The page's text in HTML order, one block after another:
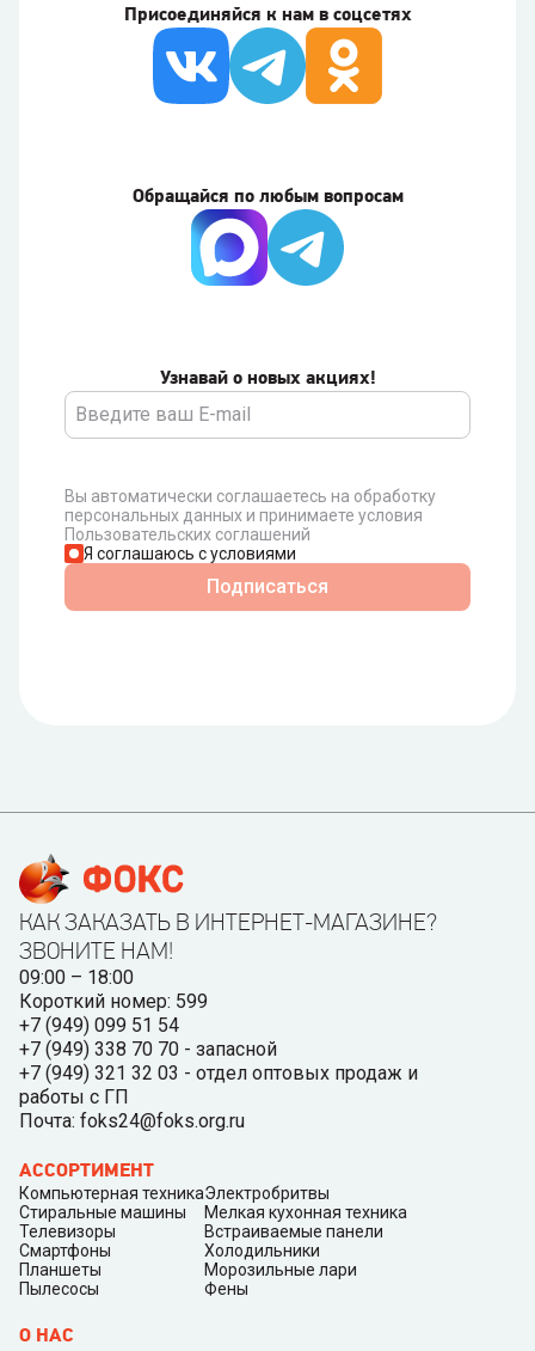
Присоединяйся к нам в соцсетях
Узнавай о новых акциях!
Вы автоматически соглашаетесь на обработку
персональных данных и принимаете условия
Пользовательских соглашений
Я соглашаюсь с условиями
Подписаться
Обращайся по любым вопросам
КАК ЗАКАЗАТЬ В ИНТЕРНЕТ-МАГАЗИНЕ?
ЗВОНИТЕ НАМ!
09:00 – 18:00
Короткий номер: 599
+7 (949) 099 51 54
+7 (949) 338 70 70 - запасной
+7 (949) 321 32 03 - отдел оптовых продаж и
работы с ГП
Почта: foks24@foks.org.ru
АССОРТИМЕНТ
Компьютерная техника
Стиральные машины
Телевизоры
Смартфоны
Планшеты
Пылесосы
Электробритвы
Мелкая кухонная техника
Встраиваемые панели
Холодильники
Морозильные лари
Фены
О НАС